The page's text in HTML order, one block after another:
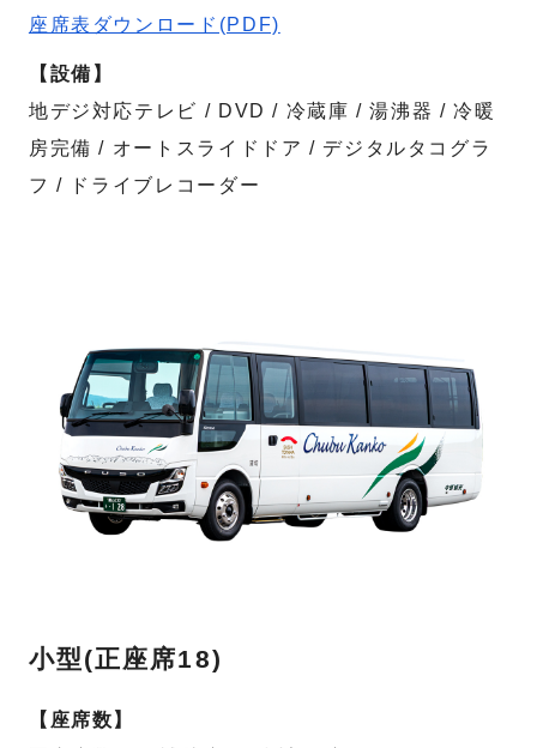
座席表ダウンロード(PDF)
【設備】
地デジ対応テレビ / DVD / 冷蔵庫 / 湯沸器 / 冷暖
房完備 / オートスライドドア / デジタルタコグラ
フ / ドライブレコーダー
小型(正座席18)
【座席数】